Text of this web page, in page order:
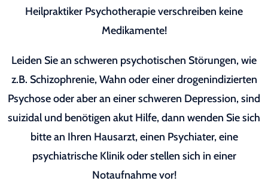
Heilpraktiker Psychotherapie verschreiben keine
Medikamente!
Leiden Sie an schweren psychotischen Störungen, wie
z.B. Schizophrenie, Wahn oder einer drogenindizierten
Psychose oder aber an einer schweren Depression, sind
suizidal und benötigen akut Hilfe, dann wenden Sie sich
bitte an Ihren Hausarzt, einen Psychiater, eine
psychiatrische Klinik oder stellen sich in einer
Notaufnahme vor!